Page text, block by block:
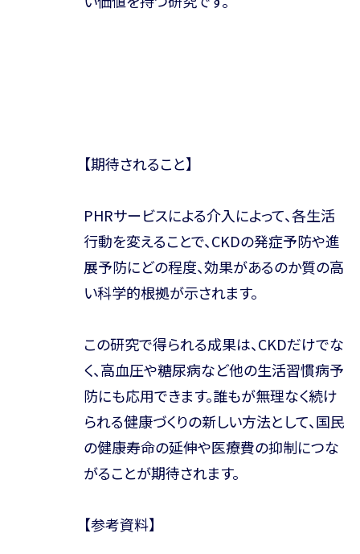
【期待されること】
PHRサービスによる介入によって、各生活
行動を変えることで、CKDの発症予防や進
展予防にどの程度、効果があるのか質の高
い科学的根拠が示されます。
この研究で得られる成果は、CKDだけでな
く、高血圧や糖尿病など他の生活習慣病予
防にも応用できます。誰もが無理なく続け
られる健康づくりの新しい方法として、国民
の健康寿命の延伸や医療費の抑制につな
がることが期待されます。
【参考資料】